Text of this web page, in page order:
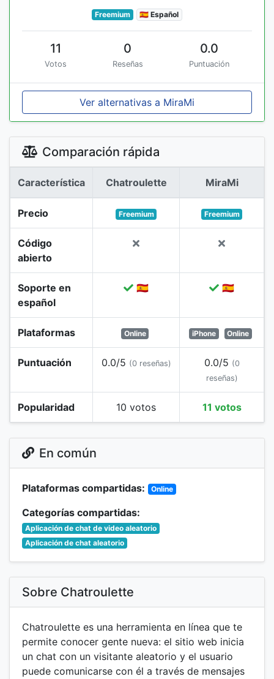
Freemium 🇪🇸 Español
11
Votos
0
Reseñas
0.0
Puntuación
Ver alternativas a MiraMi
Comparación rápida
Característica Chatroulette MiraMi
Precio Freemium Freemium
Código
abierto
Soporte en
español
🇪🇸 🇪🇸
Plataformas Online iPhone Online
Puntuación 0.0/5 (0 reseñas) 0.0/5 (0
reseñas)
Popularidad 10 votos 11 votos
En común
Plataformas compartidas: Online
Categorías compartidas:
Aplicación de chat de video aleatorio
Aplicación de chat aleatorio
Sobre Chatroulette
Chatroulette es una herramienta en línea que te
permite conocer gente nueva: el sitio web inicia
un chat con un visitante aleatorio y el usuario
puede comunicarse con él a través de mensajes